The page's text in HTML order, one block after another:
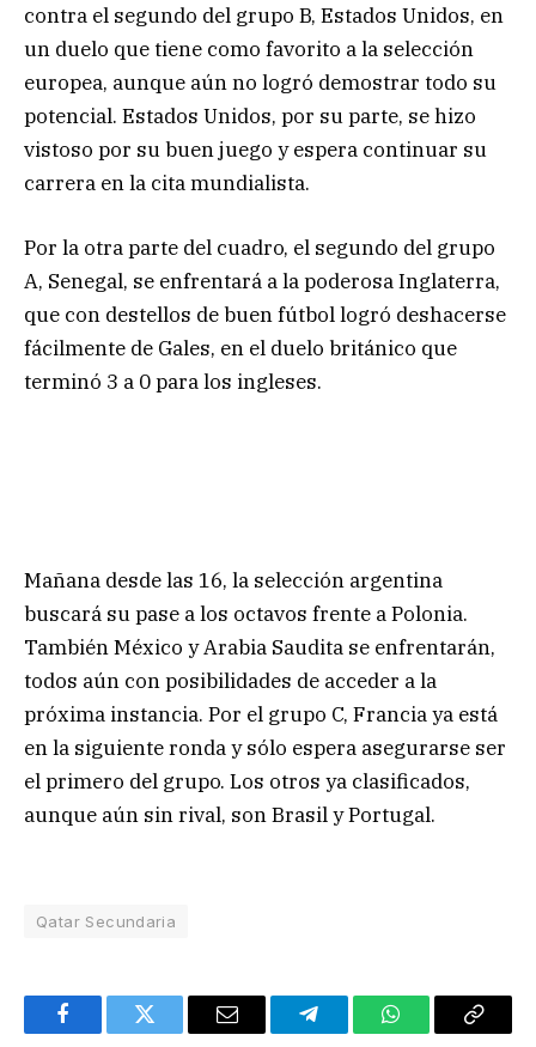
contra el segundo del grupo B, Estados Unidos, en
un duelo que tiene como favorito a la selección
europea, aunque aún no logró demostrar todo su
potencial. Estados Unidos, por su parte, se hizo
vistoso por su buen juego y espera continuar su
carrera en la cita mundialista.
Por la otra parte del cuadro, el segundo del grupo
A, Senegal, se enfrentará a la poderosa Inglaterra,
que con destellos de buen fútbol logró deshacerse
fácilmente de Gales, en el duelo británico que
terminó 3 a 0 para los ingleses.
Mañana desde las 16, la selección argentina
buscará su pase a los octavos frente a Polonia.
También México y Arabia Saudita se enfrentarán,
todos aún con posibilidades de acceder a la
próxima instancia. Por el grupo C, Francia ya está
en la siguiente ronda y sólo espera asegurarse ser
el primero del grupo. Los otros ya clasificados,
aunque aún sin rival, son Brasil y Portugal.
Qatar Secundaria
FacebookTwitter Email TelegramWhatsAppCopy